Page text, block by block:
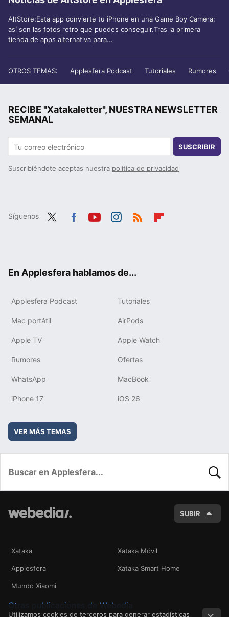
AltStore:Esta app convierte tu iPhone en una Game Boy Camera:
así son las fotos retro que puedes conseguir.Tras la primera
tienda de apps alternativa para...
OTROS TEMAS: Applesfera Podcast Tutoriales Rumores
RECIBE "Xatakaletter", NUESTRA NEWSLETTER
SEMANAL
SUSCRIBIR
Suscribiéndote aceptas nuestra política de privacidad
Síguenos
En Applesfera hablamos de...
Applesfera Podcast Tutoriales
Mac portátil AirPods
Apple TV Apple Watch
Rumores Ofertas
WhatsApp MacBook
iPhone 17 iOS 26
VER MÁS TEMAS
SUBIR
Xataka Xataka Móvil
Applesfera Xataka Smart Home
Mundo Xiaomi
Otras publicaciones de Webedia
Utilizamos cookies de terceros para generar estadísticas